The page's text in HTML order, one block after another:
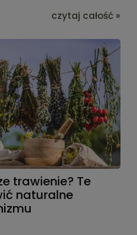
czytaj całość »
trawienie? Te
naturalne